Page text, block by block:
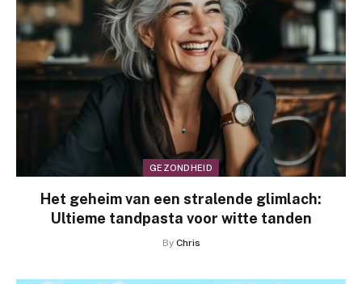
GEZONDHEID
Het geheim van een stralende glimlach:
Ultieme tandpasta voor witte tanden
By Chris